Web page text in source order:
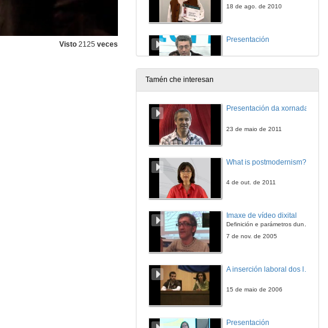
Visto 2125 veces
18 de ago. de 2010
Presentación
Primeira intervención
11 de nov. de 2009
11 de nov. de 2009
Tamén che interesan
Presentación da xornada
23 de maio de 2011
What is postmodernism?
4 de out. de 2011
Imaxe de vídeo dixital
Definición e parámetros dunha imaxe dixital. Resolución e Aspecto. Profundidade da cor. Compresión. Frame por segundo. Entrelazado. Campos, cadros
7 de nov. de 2005
15 de maio de 2006
Presentación